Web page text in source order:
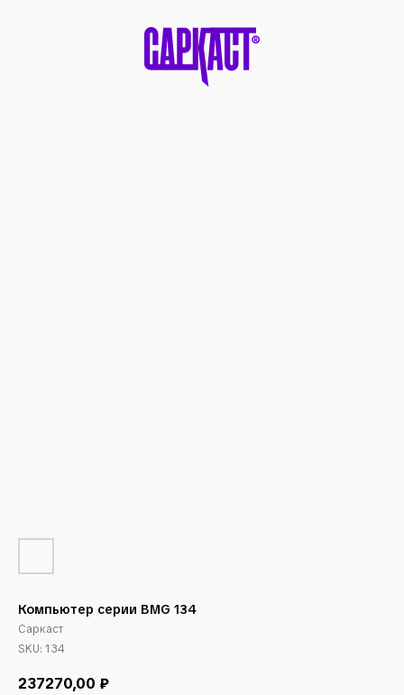
Компьютер серии BMG 134
Саркаст
SKU: 134
237270,00 ₽